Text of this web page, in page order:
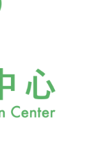
達特茅斯學院
。布朗特和
西北部的一
物多樣性保